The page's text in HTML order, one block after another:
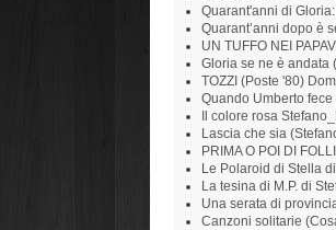
Quarant'anni di
Quarant’anni dopo è
UN TUFFO NEI
Gloria se ne è andata
TOZZI (Poste '80)
Quando Umberto
Il colore rosa
Lascia che sia
PRIMA O POI DI
Le Polaroid di Stella
La tesina di M.P. di
Una serata di
Canzoni solitarie